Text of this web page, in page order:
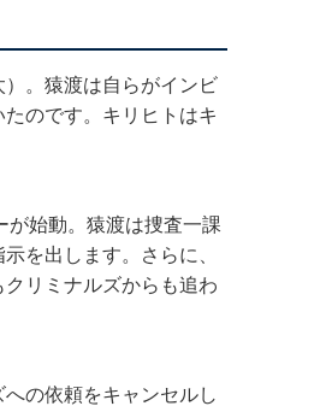
。猿渡は自らがインビ
のです。キリヒトはキ
が始動。猿渡は捜査一課
を出します。さらに、
リミナルズからも追わ
の依頼をキャンセルし